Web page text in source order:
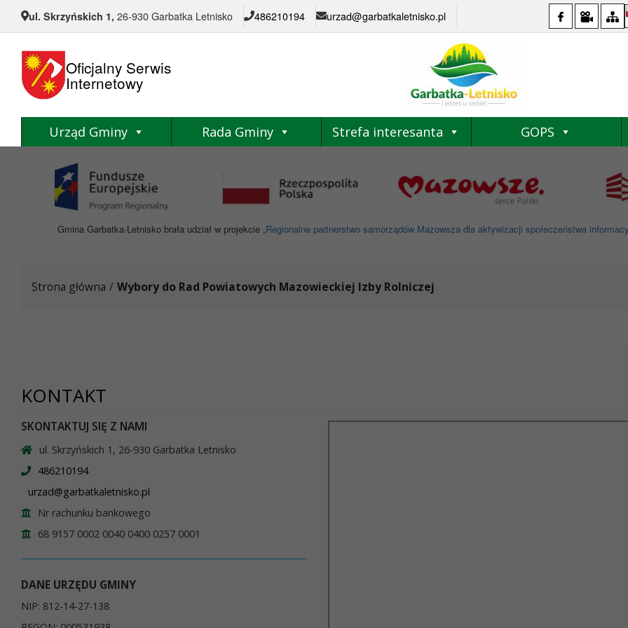
ul. Skrzyńskich 1, 26-930 Garbatka Letnisko 486210194 urzad@garbatkaletnisko.pl
Oficjalny Serwis
Internetowy
Urząd Gminy Rada Gminy Strefa interesanta GOPS
Gmina Garbatka-Letnisko brała udział w projekcie „Regionalne partnerstwo samorządów Mazowsza dla aktywizacji społeczeństwa
Strona główna / Wybory do Rad Powiatowych Mazowieckiej Izby Rolniczej
KONTAKT
SKONTAKTUJ SIĘ Z NAMI
ul. Skrzyńskich 1, 26-930 Garbatka Letnisko
486210194
urzad@garbatkaletnisko.pl
Nr rachunku bankowego
68 9157 0002 0040 0400 0257 0001
DANE URZĘDU GMINY
NIP: 812-14-27-138